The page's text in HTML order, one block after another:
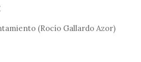
(Rocío Gallardo Azor)